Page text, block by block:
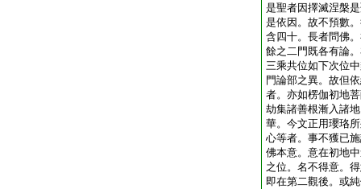
是聖者因擇滅涅槃
是依因。故不預數
含四十。長者問佛
餘之二門既各有論
三乘共位如下次位
門論部之異。故但
者。亦如楞伽初地
劫集諸善根漸入諸
華。今文正用瓔珞
心等者。事不獲已
佛本意。意在初地
之位。名不得意。
即在第二觀後。或